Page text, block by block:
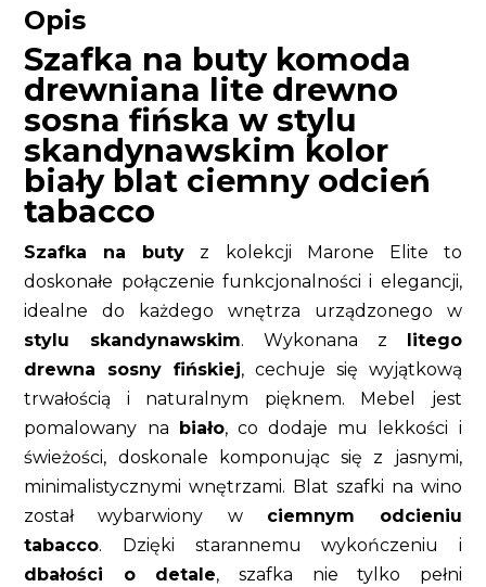
kolor
biały
blat
ciemny
odcień
tabacco
Opis
Szafka na buty komoda
drewniana lite drewno
sosna fińska w stylu
skandynawskim kolor
biały blat ciemny odcień
tabacco
Szafka na buty z kolekcji Marone Elite to
doskonałe połączenie funkcjonalności i elegancji,
idealne do każdego wnętrza urządzonego w
stylu skandynawskim. Wykonana z
litego
drewna sosny fińskiej, cechuje się wyjątkową
trwałością i naturalnym pięknem. Mebel jest
pomalowany na
biało, co dodaje mu lekkości i
świeżości, doskonale komponując się z jasnymi,
minimalistycznymi wnętrzami. Blat szafki na wino
został wybarwiony w ciemnym odcieniu
tabacco. Dzięki starannemu wykończeniu i
dbałości o detale, szafka nie tylko pełni